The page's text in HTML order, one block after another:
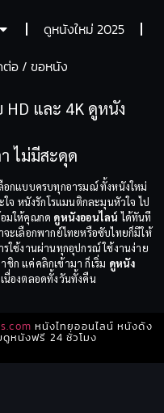
ดูหนังใหม่ 2025
อ / ขอหนัง
และ 4K ดูหนัง
ไม่มีสะดุด
อกแบบครบทุกอารมณ์ ทั้งหนังใหม่
หนังรักโรแมนติกละมุนหัวใจ ไป
มให้คุณกด ดูหนังออนไลน์ ได้ทันที
จะเลือกพากย์ไทยหรือซับไทยก็มีให้
ใช้งานผ่านทุกอุปกรณ์ ใช้งานง่าย
ชิก แค่คลิกเข้ามา ก็เริ่ม ดูหนัง
นื่องตลอดทั้งวันทั้งคืน
หนังไทยออนไลน์ หนังดัง
หนังฟรี 24 ชั่วโมง